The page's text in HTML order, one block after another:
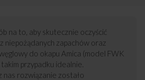
na to, aby skutecznie oczyścić
niepożądanych zapachów oraz
do okapu Amica (model FWK
przypadku idealnie.
nas rozwiązanie zostało